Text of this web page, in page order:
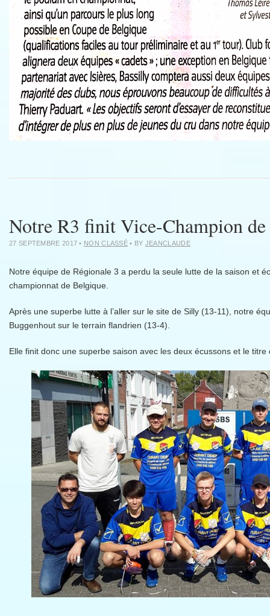
Notre R3 finit Vice-Champion
27 SEPTEMBRE 2017 • NON CLASSÉ • BY JEANCLAUDE
Notre équipe de Régionale 3 a perdu la seule lutte de la saison et
championnat de Belgique.
Après une superbe lutte à l’aller sur le site de Silly (13-11), notre
Buggenhout sur le terrain flandrien (13-4).
Elle finit donc une superbe saison avec les deux écussons et le